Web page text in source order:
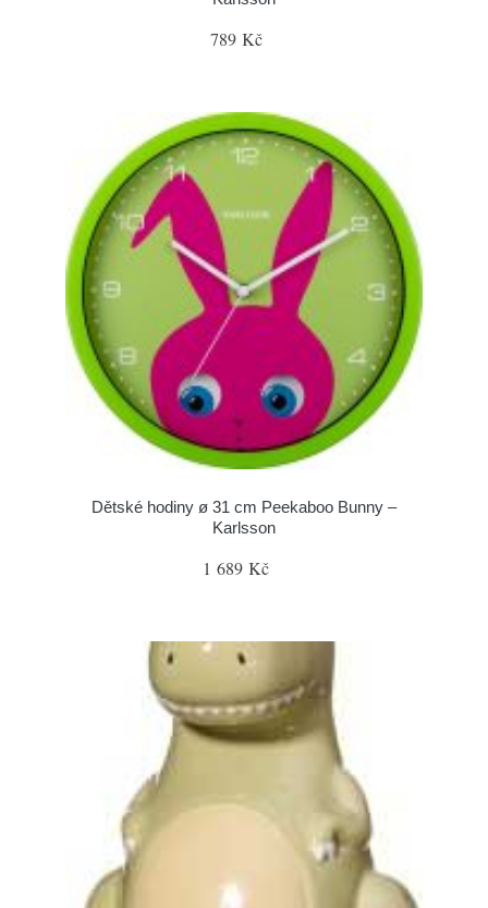
789 Kč
Dětské hodiny ø 31 cm Peekaboo Bunny –
Karlsson
1 689 Kč